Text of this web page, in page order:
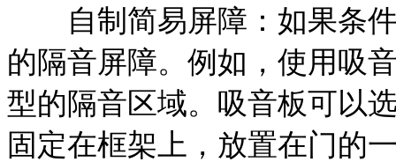
自制简易屏障：如果条件
的隔音屏障。例如，使用吸
型的隔音区域。吸音板可以
固定在框架上，放置在门的